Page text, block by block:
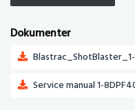
Dokumenter
Service manual 1-